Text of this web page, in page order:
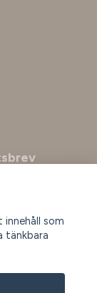
som
tänkbara